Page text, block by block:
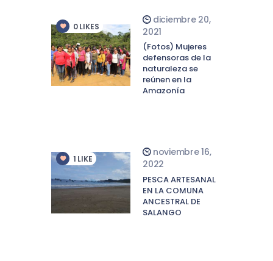
0 LIKES
diciembre 20,
2021
(Fotos) Mujeres
defensoras de la
naturaleza se
reúnen en la
Amazonía
1 LIKE
noviembre 16,
2022
PESCA ARTESANAL
EN LA COMUNA
ANCESTRAL DE
SALANGO